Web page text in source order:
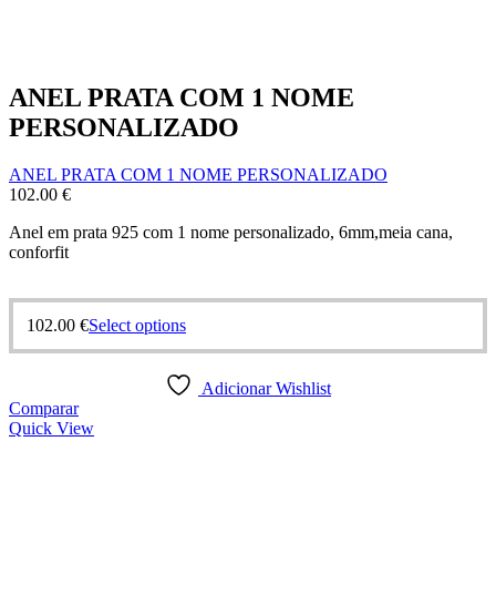
ANEL PRATA COM 1 NOME
PERSONALIZADO
ANEL PRATA COM 1 NOME PERSONALIZADO
102.00 €
Anel em prata 925 com 1 nome personalizado, 6mm,meia cana,
conforfit
102.00 €Select optionsThis
multiple
Adicionar Wishlist
Comparar
Quick View